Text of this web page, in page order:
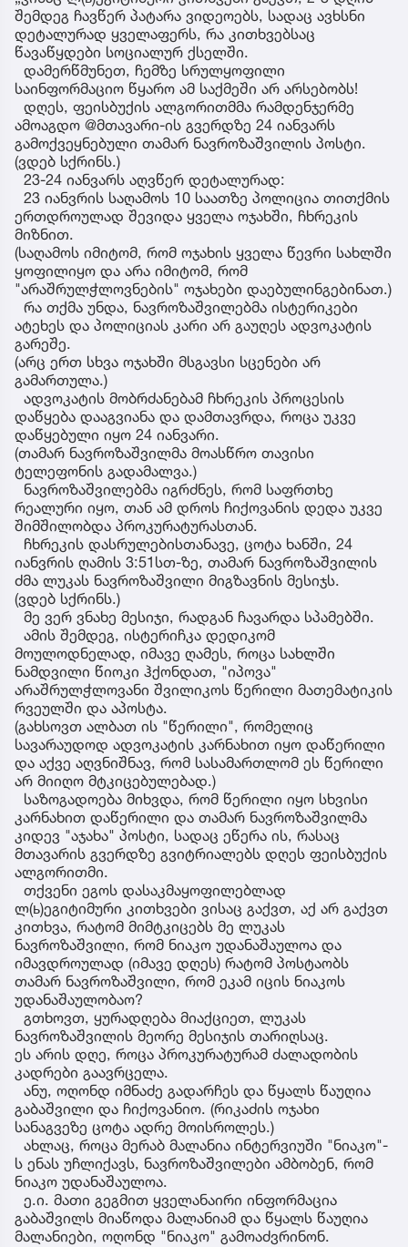
შემდეგ ჩავწერ პატარა ვიდეოებს, სადაც ავხსნი
დეტალურად ყველაფერს, რა კითხვებსაც
წავაწყდები სოციალურ ქსელში.
დამერწმუნეთ, ჩემზე სრულყოფილი
საინფორმაციო წყარო ამ საქმეში არ არსებობს!
დღეს, ფეისბუქის ალგორითმმა რამდენჯერმე
ამოაგდო @მთავარი-ის გვერდზე 24 იანვარს
გამოქვეყნებული თამარ ნავროზაშვილის პოსტი.
(ვდებ სქრინს.)
23-24 იანვარს აღვწერ დეტალურად:
23 იანვრის საღამოს 10 საათზე პოლიცია თითქმის
ერთდროულად შევიდა ყველა ოჯახში, ჩხრეკის
მიზნით.
(საღამოს იმიტომ, რომ ოჯახის ყველა წევრი სახლში
ყოფილიყო და არა იმიტომ, რომ
"არაშრულჭლოვნების" ოჯახები დაებულინგებინათ.)
რა თქმა უნდა, ნავროზაშვილებმა ისტერიკები
ატეხეს და პოლიციას კარი არ გაუღეს ადვოკატის
გარეშე.
(არც ერთ სხვა ოჯახში მსგავსი სცენები არ
გამართულა.)
ადვოკატის მობრძანებამ ჩხრეკის პროცესის
დაწყება დააგვიანა და დამთავრდა, როცა უკვე
დაწყებული იყო 24 იანვარი.
(თამარ ნავროზაშვილმა მოასწრო თავისი
ტელეფონის გადამალვა.)
ნავროზაშვილებმა იგრძნეს, რომ საფრთხე
რეალური იყო, თან ამ დროს ჩიქოვანის დედა უკვე
შიმშილობდა პროკურატურასთან.
ჩხრეკის დასრულებისთანავე, ცოტა ხანში, 24
იანვრის ღამის 3:51სთ-ზე, თამარ ნავროზაშვილის
ძმა ლუკას ნავროზაშვილი მიგზავნის მესიჯს.
(ვდებ სქრინს.)
მე ვერ ვნახე მესიჯი, რადგან ჩავარდა სპამებში.
ამის შემდეგ, ისტერიჩკა დედიკომ
მოულოდნელად, იმავე ღამეს, როცა სახლში
ნამდვილი წიოკი ჰქონდათ, "იპოვა"
არაშრულჭლოვანი შვილიკოს წერილი მათემატიკის
რვეულში და აპოსტა.
(გახსოვთ ალბათ ის "წერილი", რომელიც
სავარაუდოდ ადვოკატის კარნახით იყო დაწერილი
და აქვე აღვნიშნავ, რომ სასამართლომ ეს წერილი
არ მიიღო მტკიცებულებად.)
საზოგადოება მიხვდა, რომ წერილი იყო სხვისი
კარნახით დაწერილი და თამარ ნავროზაშვილმა
კიდევ "აჯახა" პოსტი, სადაც ეწერა ის, რასაც
მთავარის გვერდზე გვიტრიალებს დღეს ფეისბუქის
ალგორითმი.
თქვენი ეგოს დასაკმაყოფილებლად
ლ(ь)ეგიტიმური კითხვები ვისაც გაქვთ, აქ არ გაქვთ
კითხვა, რატომ მიმტკიცებს მე ლუკას
ნავროზაშვილი, რომ ნიაკო უდანაშაულოა და
იმავდროულად (იმავე დღეს) რატომ პოსტაობს
თამარ ნავროზაშვილი, რომ ეკამ იცის ნიაკოს
უდანაშაულობაო?
გთხოვთ, ყურადღება მიაქციეთ, ლუკას
ნავროზაშვილის მეორე მესიჯის თარიღსაც.
ეს არის დღე, როცა პროკურატურამ ძალადობის
კადრები გაავრცელა.
ანუ, ოღონდ იმნაძე გადარჩეს და წყალს წაუღია
გაბაშვილი და ჩიქოვანიო. (რიკაძის ოჯახი
სანაგვეზე ცოტა ადრე მოისროლეს.)
ახლაც, როცა მერაბ მალანია ინტერვიუში "ნიაკო"-
ს ენას უჩლიქავს, ნავროზაშვილები ამბობენ, რომ
ნიაკო უდანაშაულოა.
ე.ი. მათი გეგმით ყველანაირი ინფორმაცია
გაბაშვილს მიაწოდა მალანიამ და წყალს წაუღია
მალანიები, ოღონდ "ნიაკო" გამოაძვრინონ.